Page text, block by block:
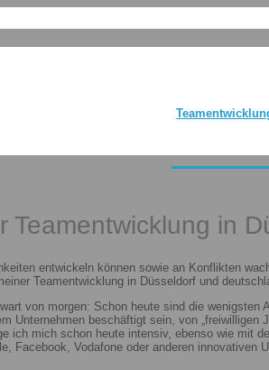
Teamentwicklung in
entwickeln können sowie an Konflikten
Teamentwicklung in Düsseldorf und
von morgen: Schon heute sind die
Unternehmen beschäftigt sein, von
ich mich schon heute intensiv, ebenso wie mit
Facebook, Vodafone oder anderen innovativen